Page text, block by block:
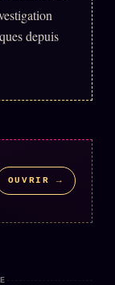
LINEAGE 10 ANS
depuis
OUVRIR →